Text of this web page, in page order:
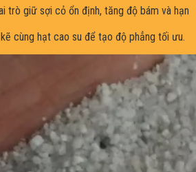
trò giữ sợi cỏ ổn định, tăng độ bám và hạn
cùng hạt cao su để tạo độ phẳng tối ưu.